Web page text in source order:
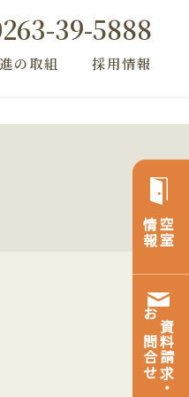
39-5888
の取組 採用情報
空室
情報
資料請求・
お問合せ